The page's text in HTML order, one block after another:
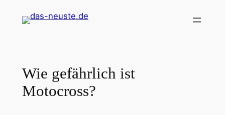
Inhalt
Wie gefährlich ist
Motocross?